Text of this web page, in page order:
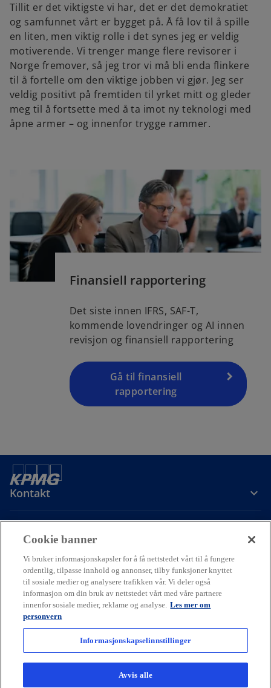
Tillit er det viktigste vi har, det er det demokratiet
og samfunnet vårt er bygget på. Å få lov til å spille
en liten, men viktig rolle i det synes jeg er veldig
motiverende. Vi trenger mange flere revisorer i
Norge fremover, så jeg tror vi må bli enda flinkere
til å fortelle om den viktige jobben vi gjør. Jeg ser
veldig positivt på fremtiden til yrket mitt og gleder
meg til å fortsette med å ta imot ny teknologi med
åpne armer – og innenfor trygge rammer.
Finansiell rapportering
Det siste innen IFRS, SAF-T,
kommende lovendringer og AI innen
revisjon og finansiell rapportering
Gå til finansiell
rapportering
Kontakt
Om oss
Karriere
o
e
n
s
i
n
o
p
e
n
s
n
o
p
e
n
s
n
© 2026 KPMG AS and KPMG Law Advokatfirma AS, Norwegian limited
liability companies and a member firm of the KPMG global
organization of independent member firms affiliated with KPMG
Cookie banner
Vi bruker informasjonskapsler for å få nettstedet vårt til å fungere
ordentlig, tilpasse innhold og annonser, tilby funksjoner knyttet
til sosiale medier og analysere trafikken vår. Vi deler også
informasjon om din bruk av nettstedet vårt med våre partnere
innenfor sosiale medier, reklame og analyse. Les mer om
personvern
Informasjonskapselinnstillinger
Avvis alle